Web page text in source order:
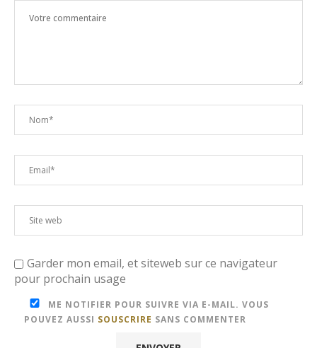
Garder mon email, et siteweb sur ce navigateur
pour prochain usage
ME NOTIFIER POUR SUIVRE VIA E-MAIL. VOUS
POUVEZ AUSSI SOUSCRIRE SANS COMMENTER